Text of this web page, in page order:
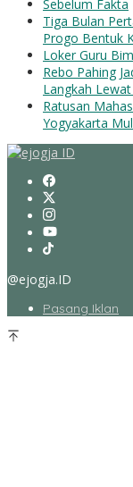
Sebelum Fakta
Tiga Bulan
Progo Bentuk
Loker Guru
Rebo Pahing
Langkah
Ratusan
Yogyakarta
@ejogja.ID
Pasang Iklan